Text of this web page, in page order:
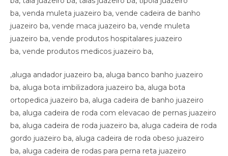
,aluga andador juazeiro ba, aluga banco banho juazeiro
ba, aluga bota imbilizadora juazeiro ba, aluga bota
ortopedica juazeiro ba, aluga cadeira de banho juazeiro
ba, aluga cadeira de roda com elevacao de pernas juazeiro
ba, aluga cadeira de roda juazeiro ba, aluga cadeira de roda
gordo juazeiro ba, aluga cadeira de roda obeso juazeiro
ba, aluga cadeira de rodas para perna reta juazeiro